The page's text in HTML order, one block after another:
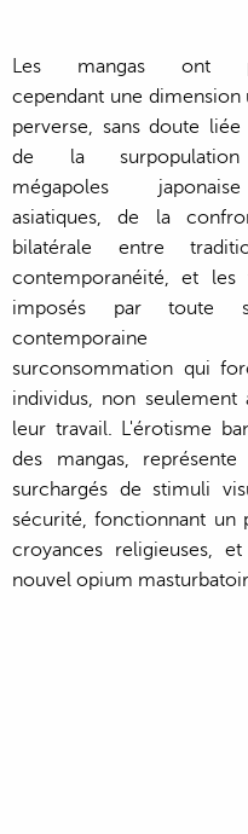
Les mangas ont
cependant une dimension
perverse, sans doute
de la
mégapoles
asiatiques, de la
bilatérale entre
contemporanéité, et les
imposés par toute
surconsommation qui
individus, non
leur travail. L'érotisme
des mangas,
surchargés de stimuli
sécurité, fonctionnant un
croyances religieuses,
nouvel opium